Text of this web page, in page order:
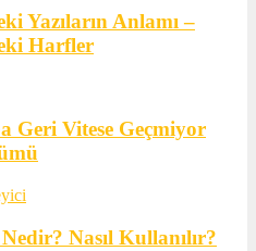
Yazıların Anlamı –
Harfler
Geri Vitese Geçmiyor
Nasıl Kullanılır?